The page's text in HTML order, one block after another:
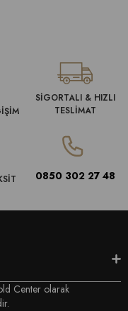
SİGORTALI & HIZLI
TESLİMAT
0850 302 27 48
Center olarak